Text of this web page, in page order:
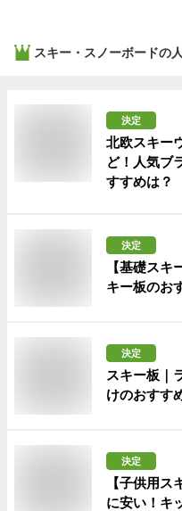
スキー・スノーボードの
決定
北欧スキー
ど！人気ブ
すすめは？
決定
【基礎スキ
キー板のお
決定
スキー板｜
けのおすす
決定
【子供用
に安い！キ